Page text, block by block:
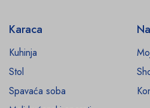
Karaca
Kuhinja
Stol
Spavaća soba